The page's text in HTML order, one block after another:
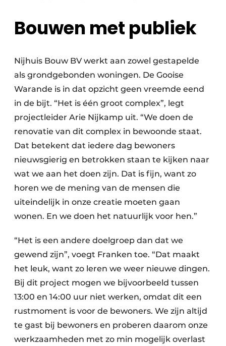
Bouwen met publiek
Nijhuis Bouw BV werkt aan zowel gestapelde
als grondgebonden woningen. De Gooise
Warande is in dat opzicht geen vreemde eend
in de bijt. “Het is één groot complex”, legt
projectleider Arie Nijkamp uit. “We doen de
renovatie van dit complex in bewoonde staat.
Dat betekent dat iedere dag bewoners
nieuwsgierig en betrokken staan te kijken naar
wat we aan het doen zijn. Dat is fijn, want zo
horen we de mening van de mensen die
uiteindelijk in onze creatie moeten gaan
wonen. En we doen het natuurlijk voor hen.”
“Het is een andere doelgroep dan dat we
gewend zijn”, voegt Franken toe. “Dat maakt
het leuk, want zo leren we weer nieuwe dingen.
Bij dit project mogen we bijvoorbeeld tussen
13:00 en 14:00 uur niet werken, omdat dit een
rustmoment is voor de bewoners. We zijn altijd
te gast bij bewoners en proberen daarom onze
werkzaamheden met zo min mogelijk overlast